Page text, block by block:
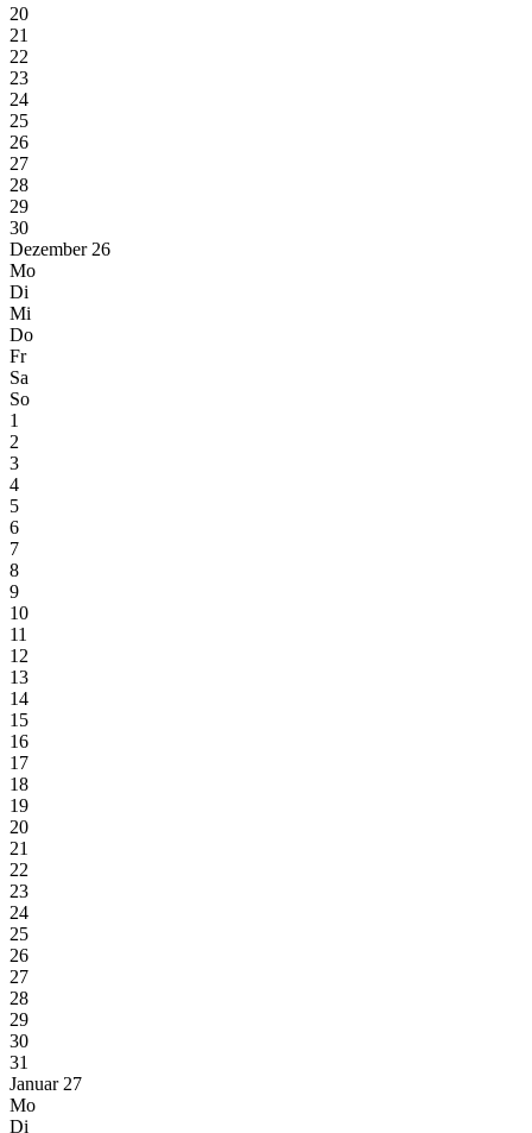
20
21
22
23
24
25
26
27
28
29
30
Dezember 26
Mo
Di
Mi
Do
Fr
Sa
So
1
2
3
4
5
6
7
8
9
10
11
12
13
14
15
16
17
18
19
20
21
22
23
24
25
26
27
28
29
30
31
Januar 27
Mo
Di